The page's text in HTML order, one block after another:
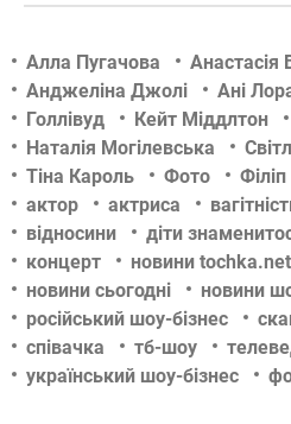
Алла Пугачова
Анастасія
Анджеліна Джолі
Ані
Голлівуд
Кейт Міддлтон
Наталія Могілевська
Тіна Кароль
Фото
актор
актриса
відносини
діти
концерт
новини tochka.net
новини сьогодні
новини
російський шоу-бізнес
співачка
тб-шоу
український шоу-бізнес